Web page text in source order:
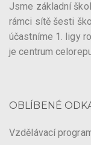
Jsme základní
rámci sítě šesti
účastníme 1. ligy
je centrum
OBLÍBENÉ
Vzdělávací